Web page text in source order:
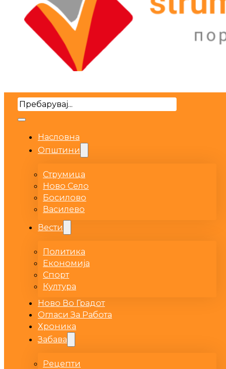
Search
Насловна
Општини
Струмица
Ново Село
Босилово
Василево
Вести
Политика
Економија
Спорт
Култура
Ново Во Градот
Огласи За Работа
Хроника
Забава
Рецепти